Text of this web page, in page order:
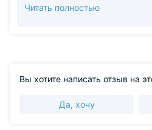
Особенно ценно, когда вы
улучшением качества
спектра предоставляемых
Читать полностью
Вы хотите написать отзыв на
Да, хочу